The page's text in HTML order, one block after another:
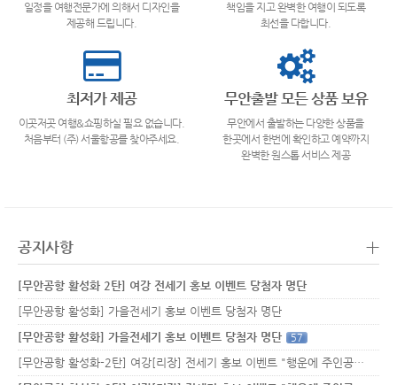
일정을 여행전문가에 의해서 디자인을
제공해 드립니다.
책임을 지고 완벽한 여행이 되도록
최선을 다합니다.
최저가 제공
이곳저곳 여행&쇼핑하실 필요 없습니다.
처음부터 (주) 서울항공를 찾아주세요.
무안출발 모든 상품 보유
무안에서 출발하는 다양한 상품을
한곳에서 한번에 확인하고 예약까지
완벽한 원스톱 서비스 제공
공지사항 +
[무안공항 활성화 2탄] 여강 전세기 홍보 이벤트 당첨자 명단
[무안공항 활성화] 가을전세기 홍보 이벤트 당첨자 명단
[무안공항 활성화] 가을전세기 홍보 이벤트 당첨자 명단
57
[무안공항 활성화-2탄] 여강[리장] 전세기 홍보 이벤트 "행운에 주인공…